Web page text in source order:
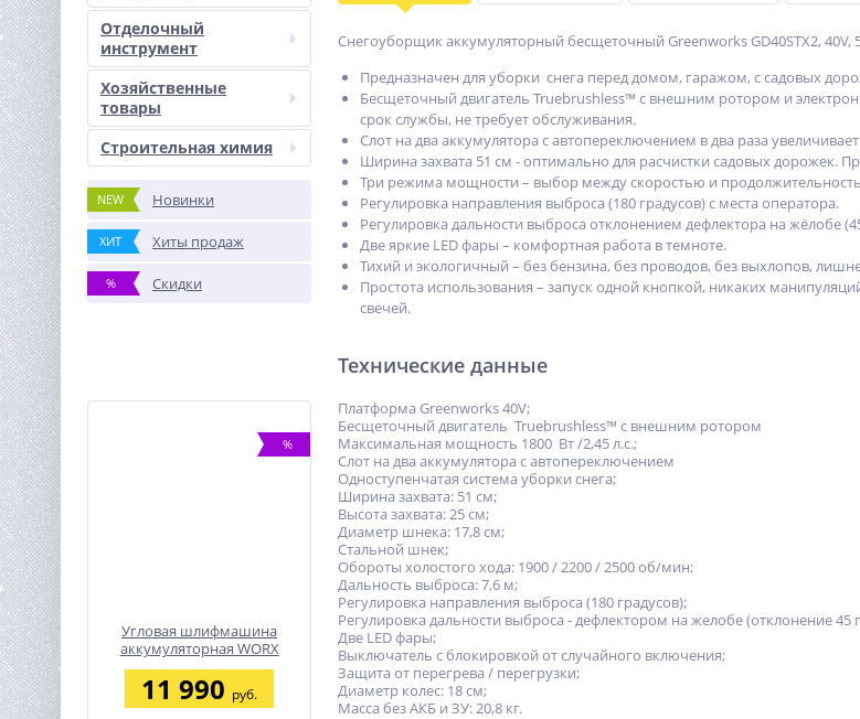
Отделочный
инструмент
Хозяйственные
товары
Строительная химия
NEW Новинки
ХИТ Хиты продаж
% Скидки
%
Угловая шлифмашина
аккумуляторная WORX
WX801, 20В, 76 мм, 1*2,0Ач,
кейс
11 990 руб.
Снегоуборщик аккумуляторный бесщеточный Greenworks GD40STX2, 40V,
Предназначен для уборки снега перед домом, гаражом, с садовых
Бесщеточный двигатель Truebrushless™ с внешним ротором и
срок службы, не требует обслуживания.
Слот на два аккумулятора с автопереключением в два раза
Ширина захвата 51 см - оптимально для расчистки садовых дорожек.
Три режима мощности – выбор между скоростью и
Регулировка направления выброса (180 градусов) с места оператора.
Регулировка дальности выброса отклонением дефлектора на жёлобе
Две яркие LED фары – комфортная работа в темноте.
Тихий и экологичный – без бензина, без проводов, без выхлопов,
Простота использования – запуск одной кнопкой, никаких
свечей.
Технические данные
Платформа Greenworks 40V;
Бесщеточный двигатель Truebrushless™ c внешним ротором
Максимальная мощность 1800 Вт /2,45 л.с.;
Слот на два аккумулятора с автопереключением
Одноступенчатая система уборки снега;
Ширина захвата: 51 см;
Высота захвата: 25 см;
Диаметр шнека: 17,8 см;
Стальной шнек;
Обороты холостого хода: 1900 / 2200 / 2500 об/мин;
Дальность выброса: 7,6 м;
Регулировка направления выброса (180 градусов);
Регулировка дальности выброса - дефлектором на желобе (отклонение 45
Две LED фары;
Выключатель с блокировкой от случайного включения;
Защита от перегрева / перегрузки;
Диаметр колес: 18 см;
Масса без АКБ и ЗУ: 20,8 кг.